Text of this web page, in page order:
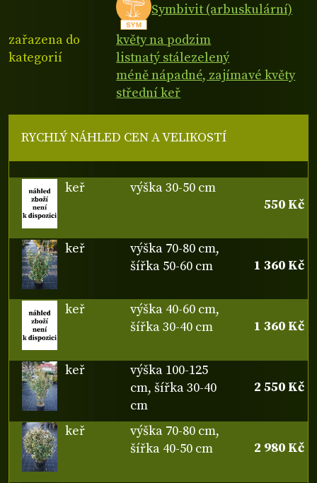
Symbivit (arbuskulární)
zařazena do
kategorií
květy na podzim
listnatý stálezelený
méně nápadné, zajímavé květy
střední keř
RYCHLÝ NÁHLED CEN A VELIKOSTÍ
keř
výška 30-50 cm
550 Kč
keř
výška 70-80 cm,
šířka 50-60 cm
1 360 Kč
keř
výška 40-60 cm,
šířka 30-40 cm
1 360 Kč
keř
výška 100-125
cm, šířka 30-40
cm
2 550 Kč
keř
výška 70-80 cm,
šířka 40-50 cm
2 980 Kč